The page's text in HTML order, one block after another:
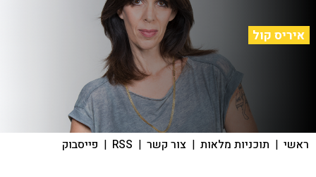
איריס קול
ראשי | תוכניות מלאות | צור קשר |
RSS
| פייסבוק